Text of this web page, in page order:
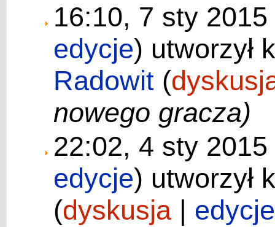
16:10, 7 sty
edycje) utworzył
Radowit (
nowego gracza)
22:02, 4 sty
edycje) utworzył
(dyskusja | edycje